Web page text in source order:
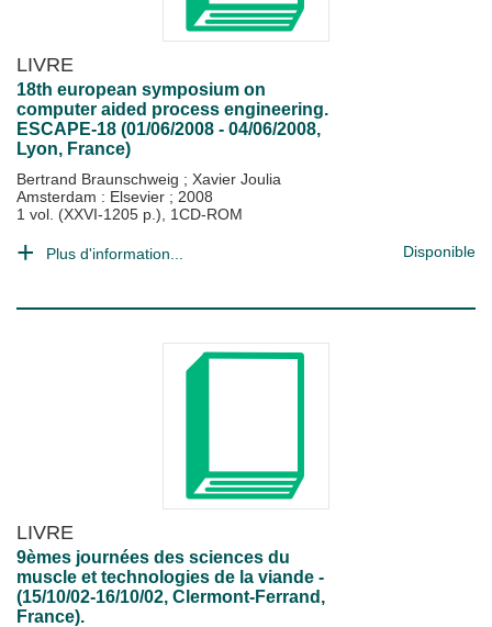
LIVRE
18th european symposium on
computer aided process engineering.
ESCAPE-18 (01/06/2008 - 04/06/2008,
Lyon, France)
Bertrand Braunschweig ; Xavier Joulia
Amsterdam : Elsevier ; 2008
1 vol. (XXVI-1205 p.), 1CD-ROM
Plus d'information... Disponible
LIVRE
9èmes journées des sciences du
muscle et technologies de la viande -
(15/10/02-16/10/02, Clermont-Ferrand,
France).